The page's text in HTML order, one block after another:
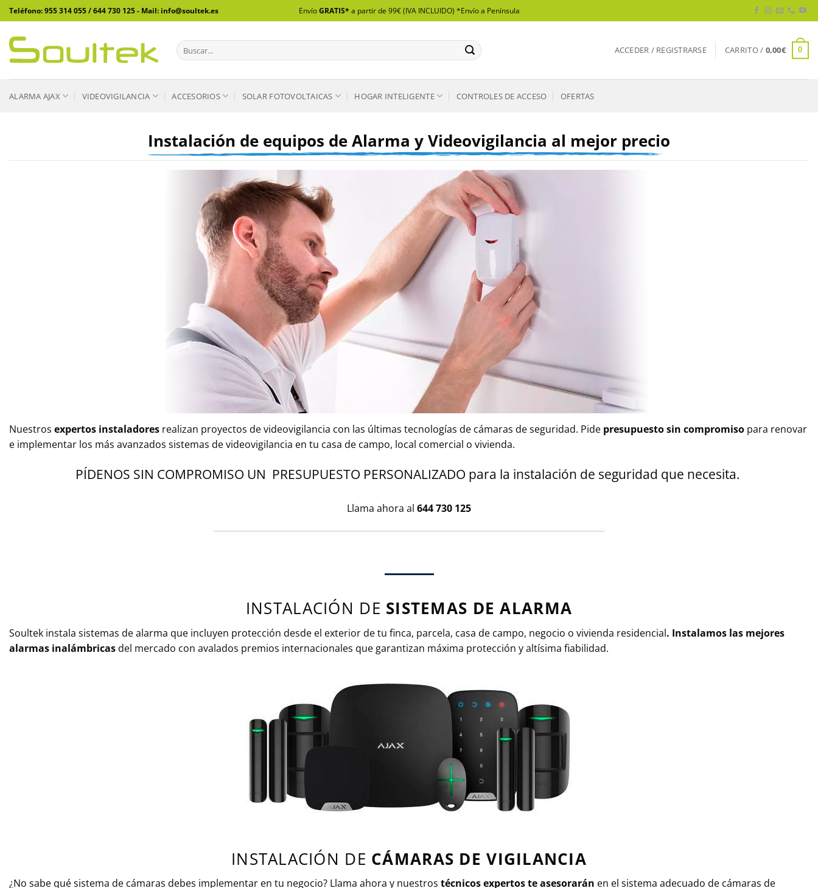
Saltar
al
contenido
Teléfono: 955 314 055 / 644 730 125 - Mail: info@soultek.es EnvíoGRATIS* a partir de 99€ (IVA INCLUIDO) *Envío a Península
Buscar
por:
ACCEDER / REGISTRARSE CARRITO / 0,00€ 0
ALARMA AJAX VIDEOVIGILANCIA ACCESORIOS SOLAR FOTOVOLTAICAS HOGAR INTELIGENTE CONTROLES DE ACCESO OFERTAS
Instalación de equipos de Alarma y Videovigilancia al mejor precio
Nuestros expertos instaladores realizan proyectos de videovigilancia con las últimas tecnologías de cámaras de seguridad. Pide presupuesto sin compromiso para renovar
e implementar los más avanzados sistemas de videovigilancia en tu casa de campo, local comercial o vivienda.
PÍDENOS SIN COMPROMISO UN PRESUPUESTO PERSONALIZADO para la instalación de seguridad que necesita.
Llama ahora al 644 730 125
INSTALACIÓN DE SISTEMAS DE ALARMA
Soultek instala sistemas de alarma que incluyen protección desde el exterior de tu finca, parcela, casa de campo, negocio o vivienda residencial. Instalamos las mejores
alarmas inalámbricasdel mercado con avalados premios internacionales que garantizan máxima protección y altísima fiabilidad.
INSTALACIÓN DE CÁMARAS DE VIGILANCIA
¿No sabe qué sistema de cámaras debes implementar en tu negocio? Llama ahora y nuestros técnicos expertos te asesorarán en el sistema adecuado de cámaras de